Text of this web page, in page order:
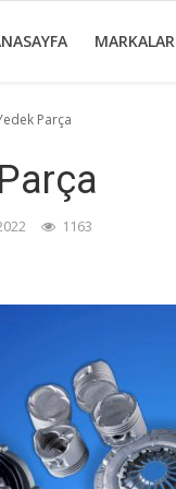
MARKALAR
Parça
1163